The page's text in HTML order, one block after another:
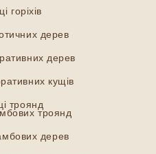
горіхів
дерев
дерев
кущів
троянд
троянд
дерев